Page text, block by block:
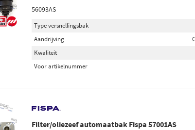
56093AS
Type versnellingsbak
Aandrijving
Kwaliteit
Voor artikelnummer
Filter/oliezeef automaatbak Fispa 57001AS